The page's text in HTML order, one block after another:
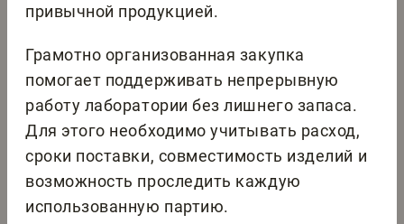
привычной продукцией.
Грамотно организованная закупка
помогает поддерживать непрерывную
работу лаборатории без лишнего запаса.
Для этого необходимо учитывать расход,
сроки поставки, совместимость изделий и
возможность проследить каждую
использованную партию.